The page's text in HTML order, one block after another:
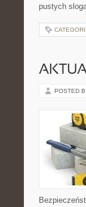
pustych
POSTED